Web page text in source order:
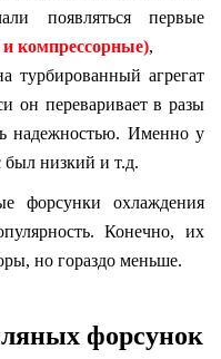
появляться первые
компрессорные),
турбированный агрегат
он переваривает в разы
надежностью. Именно у
низкий и т.д.
форсунки охлаждения
Конечно, их
но гораздо меньше.
форсунок